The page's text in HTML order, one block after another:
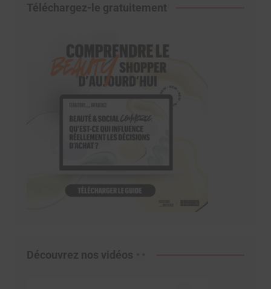
Téléchargez-le gratuitement
Découvrez nos vidéos